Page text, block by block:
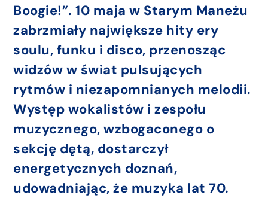
Boogie!”. 10 maja w Starym Maneżu
zabrzmiały największe hity ery
soulu, funku i disco, przenosząc
widzów w świat pulsujących
rytmów i niezapomnianych melodii.
Występ wokalistów i zespołu
muzycznego, wzbogaconego o
sekcję dętą, dostarczył
energetycznych doznań,
udowadniając, że muzyka lat 70.